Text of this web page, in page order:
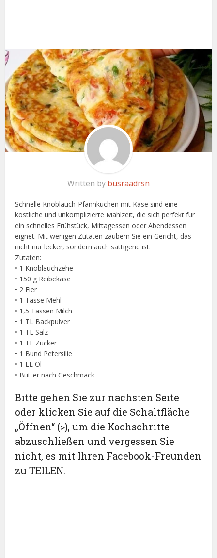
Written by busraadrsn
Schnelle Knoblauch-Pfannkuchen mit Käse sind eine
köstliche und unkomplizierte Mahlzeit, die sich perfekt für
ein schnelles Frühstück, Mittagessen oder Abendessen
eignet. Mit wenigen Zutaten zaubern Sie ein Gericht, das
nicht nur lecker, sondern auch sättigend ist.
Zutaten:
• 1 Knoblauchzehe
• 150 g Reibekäse
• 2 Eier
• 1 Tasse Mehl
• 1,5 Tassen Milch
• 1 TL Backpulver
• 1 TL Salz
• 1 TL Zucker
• 1 Bund Petersilie
• 1 EL Öl
• Butter nach Geschmack
Bitte gehen Sie zur nächsten Seite
oder klicken Sie auf die Schaltfläche
„Öffnen“ (>), um die Kochschritte
abzuschließen und vergessen Sie
nicht, es mit Ihren Facebook-Freunden
zu TEILEN.